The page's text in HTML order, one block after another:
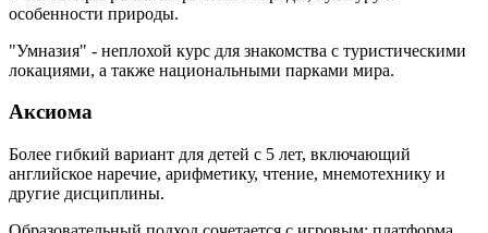
особенности природы.
"Умназия" - неплохой курс для знакомства с туристическими
локациями, а также национальными парками мира.
Аксиома
Более гибкий вариант для детей с 5 лет, включающий
английское наречие, арифметику, чтение, мнемотехнику и
другие дисциплины.